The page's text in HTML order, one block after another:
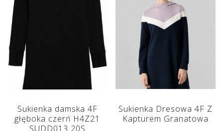
Sukienka damska 4F
głęboka czerń H4Z21
SUDD013 20S
Sukienka Dresowa 4F Z
Kapturem Granatowa